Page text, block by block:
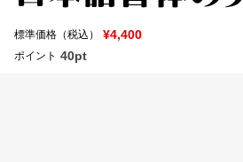
お気に入り
標準価格（税込） ¥4,400
ポイント 40pt